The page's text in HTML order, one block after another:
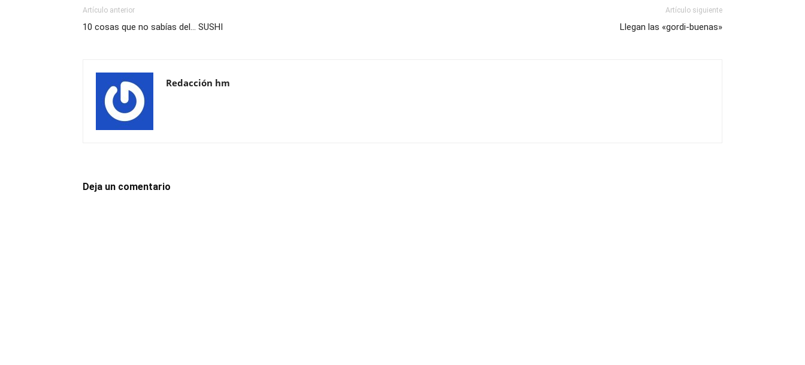
Artículo anterior
10 cosas que no sabías del… SUSHI
Artículo siguiente
Llegan las «gordi-buenas»
Redacción hm
Deja un comentario